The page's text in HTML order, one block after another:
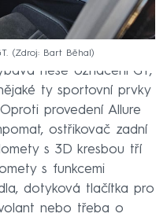
Zdroj: Bart Běhal
nese označení GT,
ty sportovní prvky
provedení Allure
ostřikovač zadní
s 3D kresbou tří
s funkcemi
dotyková tlačítka pro
nebo třeba o